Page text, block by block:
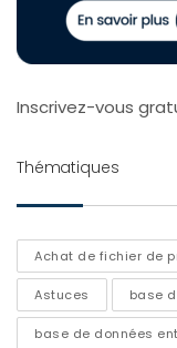
Inscrivez-vous
Thématiques
Achat de fichier de
Astuces base
base de données